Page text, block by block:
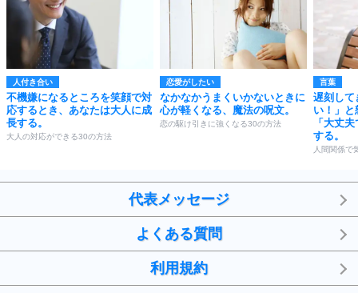
人付き合い
不機嫌になるところを笑顔で対
応するとき、あなたは大人に成
長する。
大人の対応ができる30の方法
恋愛がしたい
なかなかうまくいかないときに
心が軽くなる、魔法の呪文。
恋の駆け引きに強くなる30の方法
言葉
遅刻して
い！」と
「大丈
する。
人間関係で
代表メッセージ
よくある質問
利用規約